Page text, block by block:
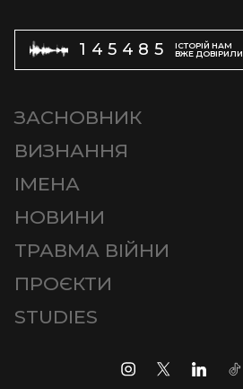
145485
ІСТОРІЙ НАМ
ВЖЕ ДОВІРИЛИ
ЗАСНОВНИК
ВИЗНАННЯ
ІМЕНА
НОВИНИ
ТРАВМА ВІЙНИ
ПРОЄКТИ
STUDIES